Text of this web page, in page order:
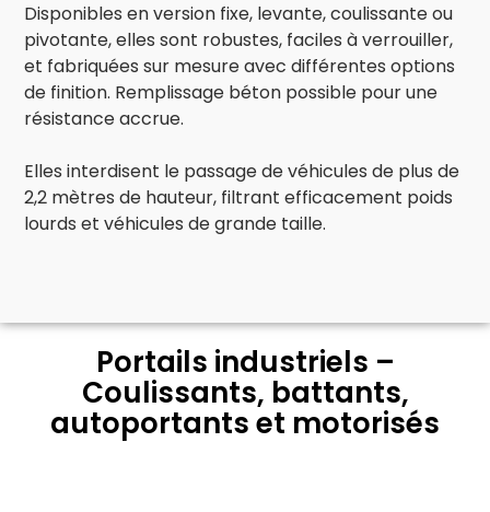
Disponibles en version fixe, levante, coulissante ou
pivotante, elles sont robustes, faciles à verrouiller,
et fabriquées sur mesure avec différentes options
de finition. Remplissage béton possible pour une
résistance accrue.
Elles interdisent le passage de véhicules de plus de
2,2 mètres de hauteur, filtrant efficacement poids
lourds et véhicules de grande taille.
Portails industriels –
Coulissants, battants,
autoportants et motorisés